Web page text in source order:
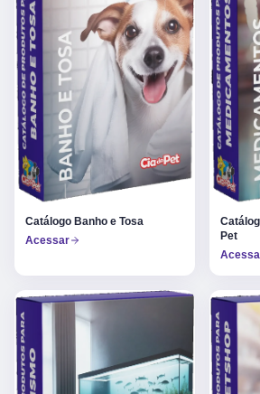
Catálogo Banho e Tosa
Acessar
Pet